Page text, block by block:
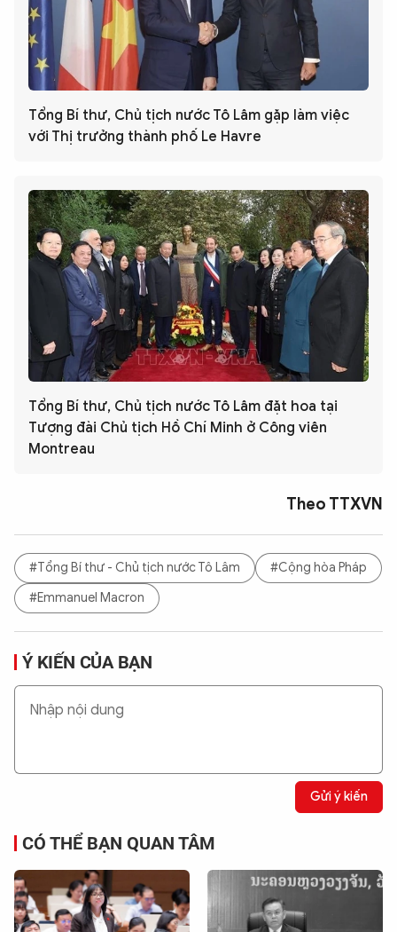
Tổng Bí thư, Chủ tịch nước Tô Lâm gặp làm việc
với Thị trưởng thành phố Le Havre
Tổng Bí thư, Chủ tịch nước Tô Lâm đặt hoa tại
Tượng đài Chủ tịch Hồ Chí Minh ở Công viên
Montreau
Theo TTXVN
#Tổng Bí thư - Chủ tịch nước Tô Lâm
#Cộng hòa Pháp
#Emmanuel Macron
Ý KIẾN CỦA BẠN
Gửi ý kiến
CÓ THỂ BẠN QUAN TÂM